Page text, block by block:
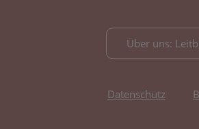
Über uns:
Datenschutz